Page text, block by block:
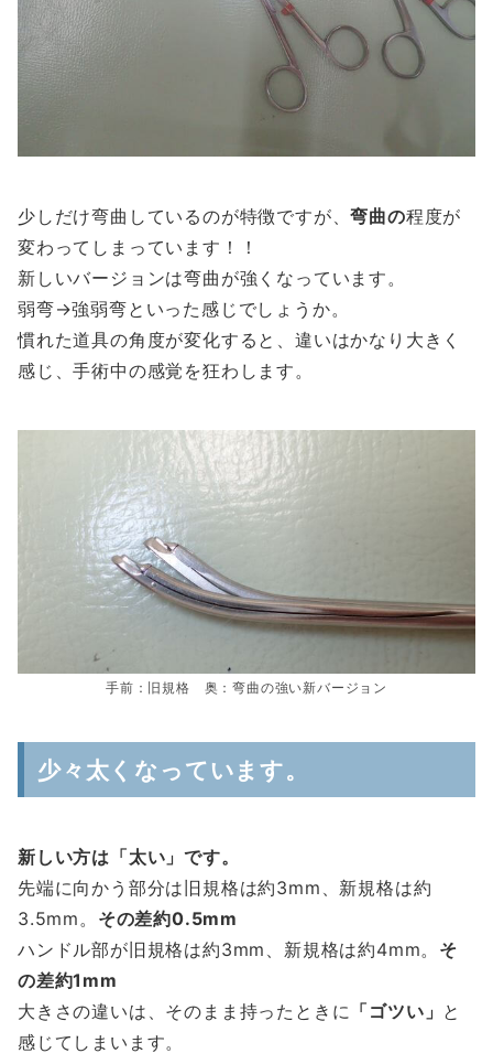
少しだけ弯曲しているのが特徴ですが、弯曲の程度が
変わってしまっています！！
新しいバージョンは弯曲が強くなっています。
弱弯→強弱弯といった感じでしょうか。
慣れた道具の角度が変化すると、違いはかなり大きく
感じ、手術中の感覚を狂わします。
手前：旧規格 奥：弯曲の強い新バージョン
少々太くなっています。
新しい方は「太い」です。
先端に向かう部分は旧規格は約3mm、新規格は約
3.5mm。 その差約0.5mm
ハンドル部が旧規格は約3mm、新規格は約4mm。 そ
の差約1mm
大きさの違いは、そのまま持ったときに 「ゴツい」 と
感じてしまいます。